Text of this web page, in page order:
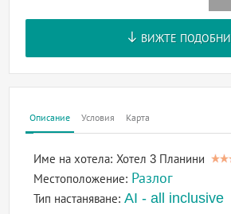
ВИЖТЕ ПОДОБНИ
Описание Условия Карта
Име на хотела: Хотел 3 Планини
Местоположение: Разлог
Тип настаняване:AI - all inclusive